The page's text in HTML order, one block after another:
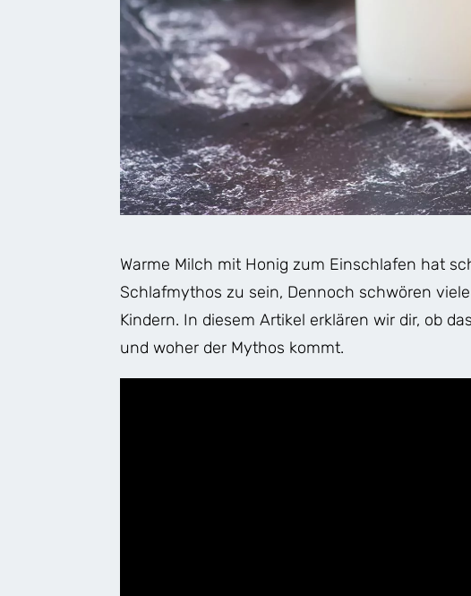
Warme Milch mit Honig zum Einschlafen hat
Schlafmythos zu sein, Dennoch schwören
Kindern. In diesem Artikel erklären wir dir, ob
und woher der Mythos kommt.